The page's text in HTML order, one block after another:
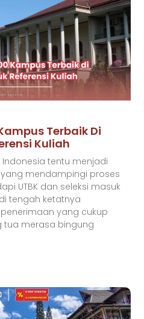
Terbaik Di
Kuliah
tentu menjadi
mendampingi proses
UTBK dan seleksi masuk
tengah ketatnya
yang cukup
tua merasa bingung